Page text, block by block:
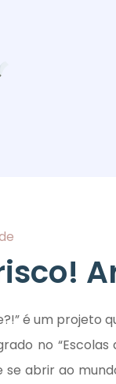
é um projeto
no
se abrir ao